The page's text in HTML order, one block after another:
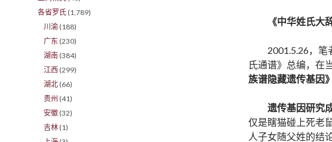
《中华姓氏大
2001.5.26，
氏通谱》总编，在
族谱隐藏遗传基因》
遗传基因研究
仅是瞎猫碰上死老
人子女随父姓的结
各省罗氏 (1,789)
川渝 (188)
广东 (230)
湖南 (384)
江西 (299)
湖北 (66)
贵州 (41)
安徽 (32)
吉林 (1)